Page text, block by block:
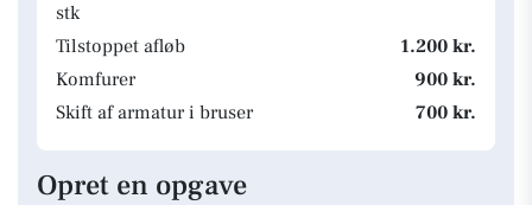
stk
Tilstoppet afløb
1.200 kr.
Komfurer
900 kr.
Skift af armatur i bruser
700 kr.
Opret en opgave